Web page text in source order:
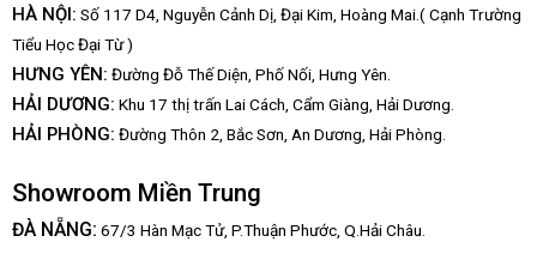
HÀ NỘI: Số 117 D4, Nguyễn Cảnh Dị, Đại Kim, Hoàng Mai.( Cạnh Trường
Tiểu Học Đại Từ )
HƯNG YÊN: Đường Đỗ Thế Diện, Phố Nối, Hưng Yên.
HẢI DƯƠNG: Khu 17 thị trấn Lai Cách, Cẩm Giàng, Hải Dương.
HẢI PHÒNG: Đường Thôn 2, Bắc Sơn, An Dương, Hải Phòng.
Showroom Miền Trung
ĐÀ NẴNG: 67/3 Hàn Mạc Tử, P.Thuận Phước, Q.Hải Châu.